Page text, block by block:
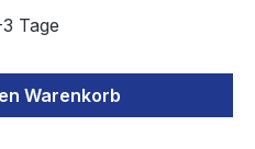
Tage
Wert
Warenkorb